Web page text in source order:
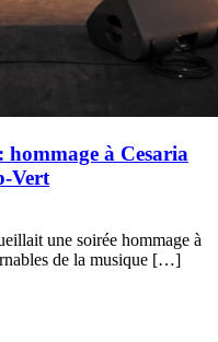
à Cesaria
Vert
une soirée hommage à
de la musique […]